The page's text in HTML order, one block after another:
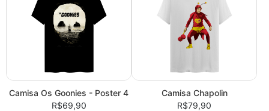
Camisa Os Goonies - Poster 4
R$69,90
Camisa Chapolin
R$79,90